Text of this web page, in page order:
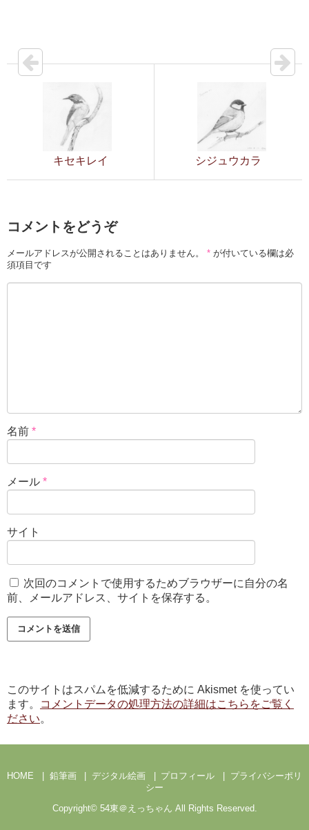
キセキレイ シジュウカラ
コメントをどうぞ
メールアドレスが公開されることはありません。 * が付いている欄は必
須項目です
名前 *
メール *
サイト
次回のコメントで使用するためブラウザーに自分の名
前、メールアドレス、サイトを保存する。
このサイトはスパムを低減するために Akismet を使ってい
ます。
コメントデータの処理方法の詳細はこちらをご覧く
ださい。
HOME 鉛筆画 デジタル絵画 プロフィール
プライバシーポリ
シー
Copyright© 54東＠えっちゃん All Rights Reserved.